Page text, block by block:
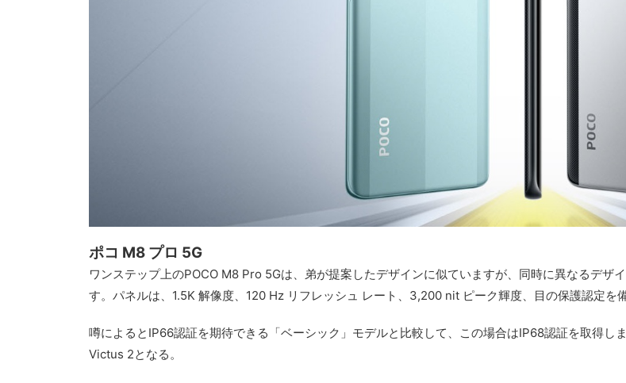
ポコ M8 プロ 5G
ワンステップ上のPOCO M8 Pro 5Gは、弟が提案したデザインに似ていますが、同時に異なるデザ
す。パネルは、1.5K 解像度、120 Hz リフレッシュ レート、3,200 nit ピーク輝度、目の保護認定を
噂によるとIP66認証を期待できる「ベーシック」モデルと比較して、この場合はIP68認証を取得
Victus 2となる。